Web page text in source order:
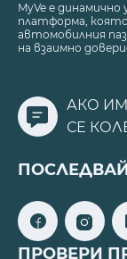
MyVe е
платформа,
автомобилния
на взаимно
АКО
СЕ
ПРОВЕРИ